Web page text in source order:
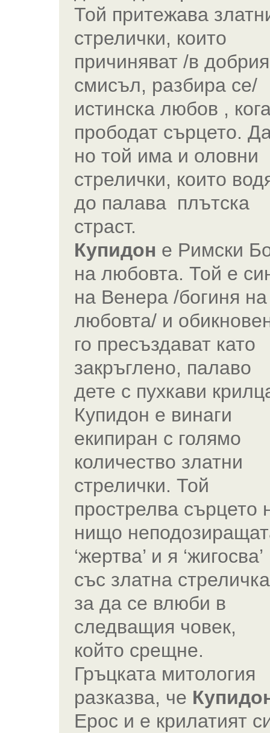
Той притежава
стрелички, които
причиняват /в добрия
смисъл, разбира се/
истинска любов ,
прободат сърцето.
но той има и оловни
стрелички, които
до палава плътска
страст.
Купидон е Римски
на любовта. Той е
на Венера /богиня на
любовта/ и
го пресъздават като
закръглено, палаво
дете с пухкави
Купидон е винаги
екипиран с голямо
количество златни
стрелички. Той
прострелва сърцето
нищо
‘жертва’ и я ‘жигосва’
със златна
за да се влюби в
следващия човек,
който срещне.
Гръцката митология
разказва, че
Ерос и е крилатият